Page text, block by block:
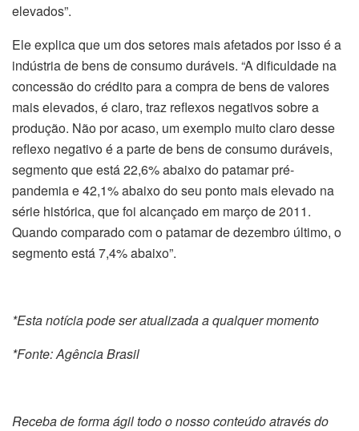
elevados”.
Ele explica que um dos setores mais afetados por isso é a
indústria de bens de consumo duráveis. “A dificuldade na
concessão do crédito para a compra de bens de valores
mais elevados, é claro, traz reflexos negativos sobre a
produção. Não por acaso, um exemplo muito claro desse
reflexo negativo é a parte de bens de consumo duráveis,
segmento que está 22,6% abaixo do patamar pré-
pandemia e 42,1% abaixo do seu ponto mais elevado na
série histórica, que foi alcançado em março de 2011.
Quando comparado com o patamar de dezembro último, o
segmento está 7,4% abaixo”.
*Esta notícia pode ser atualizada a qualquer momento
*Fonte: Agência Brasil
Receba de forma ágil todo o nosso conteúdo através do